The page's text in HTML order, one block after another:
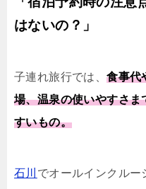
はないの？」
子連れ旅行では、食事代
場、温泉の使いやすさ
すいもの。
石川 でオールインクルー